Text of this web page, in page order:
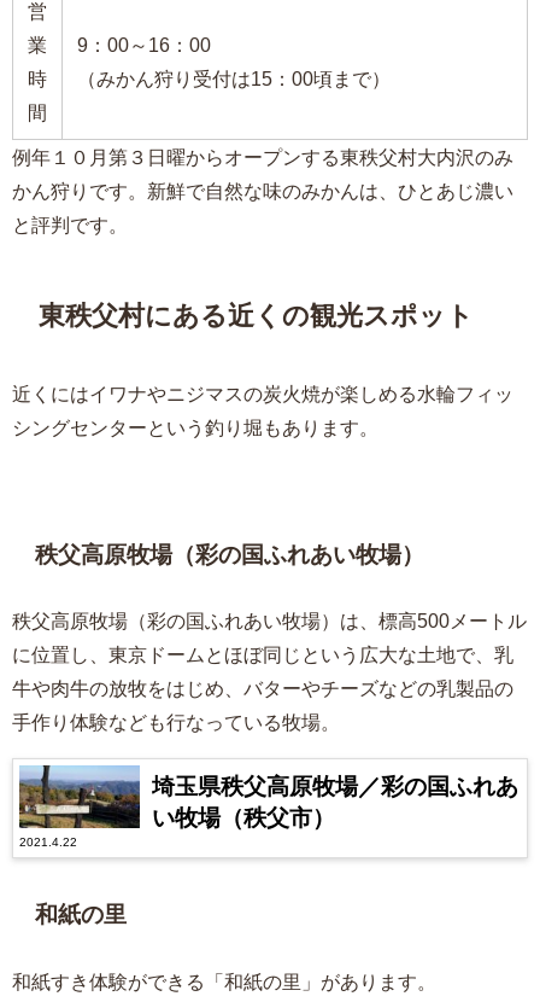
営
業
時
間
9：00～16：00
（みかん狩り受付は15：00頃まで）
例年１０月第３日曜からオープンする東秩父村大内沢のみ
かん狩りです。新鮮で自然な味のみかんは、ひとあじ濃い
と評判です。
東秩父村にある近くの観光スポット
近くにはイワナやニジマスの炭火焼が楽しめる水輪フィッ
シングセンターという釣り堀もあります。
秩父高原牧場（彩の国ふれあい牧場）
秩父高原牧場（彩の国ふれあい牧場）は、標高500メートル
に位置し、東京ドームとほぼ同じという広大な土地で、乳
牛や肉牛の放牧をはじめ、バターやチーズなどの乳製品の
手作り体験なども行なっている牧場。
埼玉県秩父高原牧場／彩の国ふれあ
い牧場（秩父市）
2021.4.22
和紙の里
和紙すき体験ができる「和紙の里」があります。